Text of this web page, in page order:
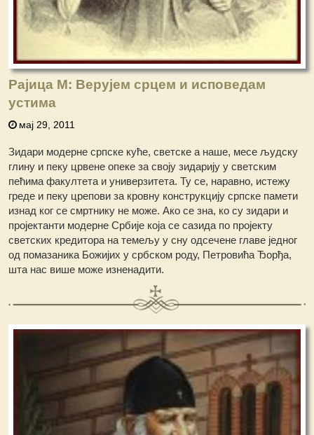
Рајица М: Верујем срцем и исповедам
устима
мај 29, 2011
Зидари модерне српске куће, светске а наше, месе људску
глину и пеку црвене опеке за своју зидарију у светским
пећима факултета и универзитета. Ту се, наравно, истежу
греде и пеку црепови за кровну конструкцију српске памети
изнад ког се смртнику не може. Ако се зна, ко су зидари и
пројектанти модерне Србије која се сазида по пројекту
светских кредитора на темељу у сну одсечене главе једног
од помазаника Божијих у србском роду, Петровића Ђорђа,
шта нас више може изненадити.